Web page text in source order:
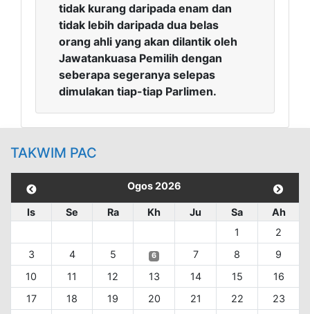
tidak kurang daripada enam dan
tidak lebih daripada dua belas
orang ahli yang akan dilantik oleh
Jawatankuasa Pemilih dengan
seberapa segeranya selepas
dimulakan tiap-tiap Parlimen.
TAKWIM PAC
Ogos 2026
Is Se Ra Kh Ju Sa
Ah
1
2
3
4 5 6 7 8
9
10
11 12 13 14 15
16
17
18 19 20 21 22
23